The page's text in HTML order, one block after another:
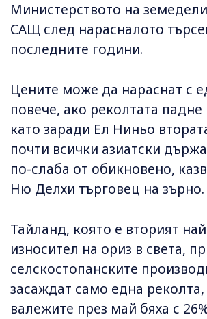
Министерството на
САЩ след нарасналото
последните години.
Цените може да нараснат с
повече, ако реколтата падне
като заради Ел Ниньо
почти всички азиатски
по-слаба от обикновено,
Ню Делхи търговец на зърно.
Тайланд, която е вторият
износител на ориз в света,
селскостопанските
засаждат само една
валежите през май бяха с